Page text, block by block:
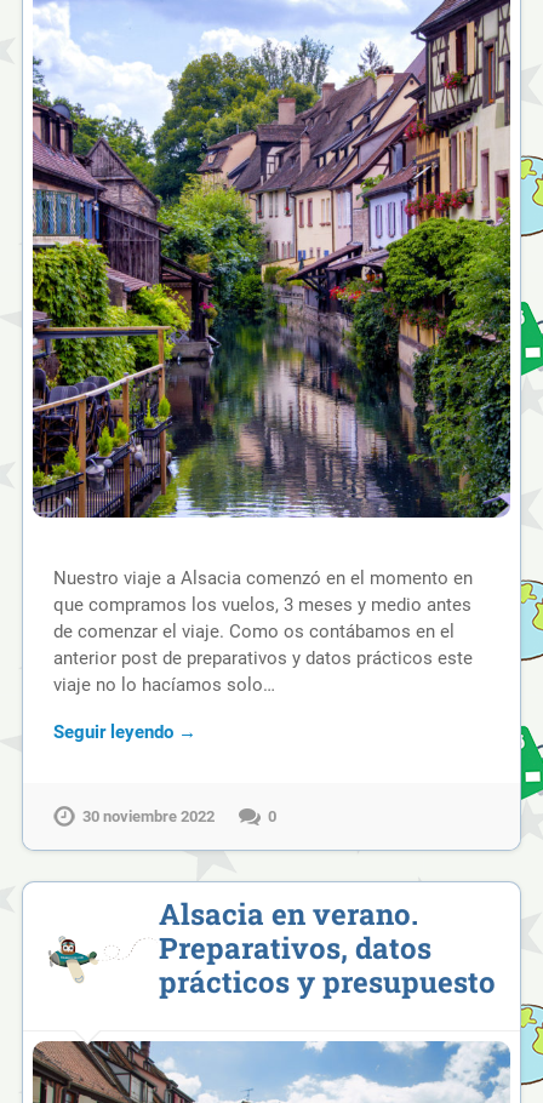
Nuestro viaje a Alsacia comenzó en el momento en
que compramos los vuelos, 3 meses y medio antes
de comenzar el viaje. Como os contábamos en el
anterior post de preparativos y datos prácticos este
viaje no lo hacíamos solo…
Seguir leyendo →
30 noviembre 2022 0
Alsacia en verano.
Preparativos, datos
prácticos y presupuesto